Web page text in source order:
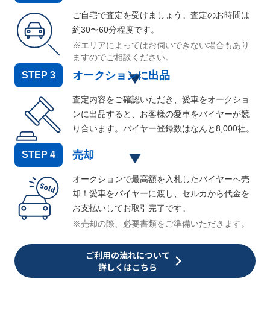
ご自宅で査定を受けましょう。査定のお時間は
約30〜60分程度です。
※エリアによってはお伺いできない場合もあり
ますのでご相談ください。
STEP 3 オークションに出品
査定内容をご確認いただき、愛車をオークショ
ンに出品すると、お客様の愛車をバイヤーが競
り合います。バイヤー登録数はなんと8,000社。
STEP 4 売却
オークションで最高額を入札したバイヤーへ売
却！愛車をバイヤーに渡し、セルカから代金を
お支払いしてお取引完了です。
※売却の際、必要書類をご準備いただきます。
ご利用の流れについて
詳しくはこちら